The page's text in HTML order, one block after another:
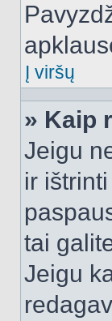
Į viršų
» Kaip
Jeigu
ir
tai
Jeigu